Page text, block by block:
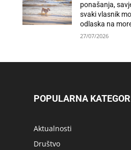
ponašanja,
svaki vlasnik
odlaska na
27/07/2026
POPULARNA
Aktualnosti
Društvo